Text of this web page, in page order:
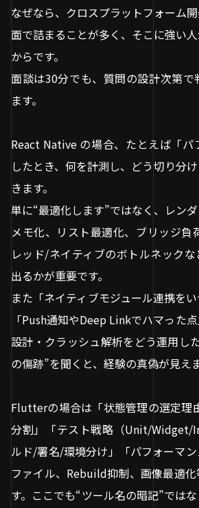
なぜなら、クロスプラットフォーム
面で詰まることが多く、そこに強い
からです。
面談は30分でも、質問の設計次第
ます。
React Native の場合、たとえば「パ
したとき、何を計測し、どう切り分
きます。
単に“最適化します”ではなく、レンダ
メモ化、リスト最適化、ブリッジ負
レッド/ネイティブのボトルネック
出るかが重要です。
また「ネイティブモジュール連携をい
「Push通知やDeep Linkでハマった
設計・クラッシュ解析をどう運用し
の傷跡”を聞くと、経験の真偽が見えま
Flutterの場合は「状態管理の選定理
分割」「テスト戦略（Unit/Widget/
ルド/署名/環境分け」「パフォーマ
ファイル、Rebuild抑制、画像最適
す。ここでも“ツール名の暗記”では